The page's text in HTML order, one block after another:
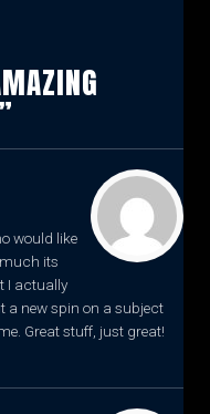
would like
its
I actually
a new spin on a subject
Great stuff, just great!